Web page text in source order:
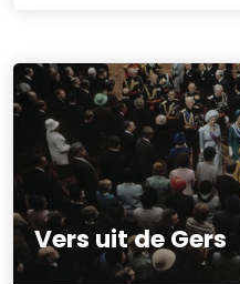
Vers uit de Gers